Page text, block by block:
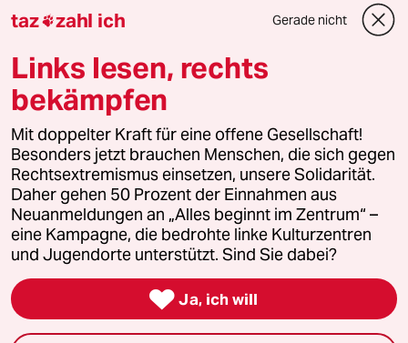
Downloads für Abonnierende
© 2026 taz Verlags und Vertriebs GmbH
Alle Rechte vorbehalten. Bei rechtlichen Fragen oder für Genehmigungen
wenden Sie sich bitte an
lizenzen@taz.de
Feedback Redaktionsstatut Kommune-Richtlinien
Leitlinie Informant Datenschutz Impressum AGB
Seitenwende Einwilligungen widerrufen (Ads)
taz zahl ich Gerade nicht
Links lesen, rechts
bekämpfen
Mit doppelter Kraft für eine offene Gesellschaft!
Besonders jetzt brauchen Menschen, die sich gegen
Rechtsextremismus einsetzen, unsere Solidarität.
Daher gehen 50 Prozent der Einnahmen aus
Neuanmeldungen an „Alles beginnt im Zentrum“ –
eine Kampagne, die bedrohte linke Kulturzentren
und Jugendorte unterstützt. Sind Sie dabei?
 Ja, ich will